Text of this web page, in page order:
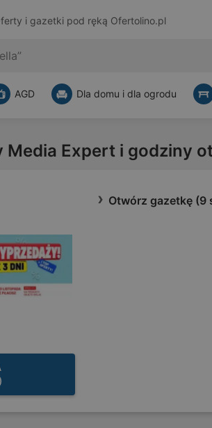
i gazetki pod ręką Ofertolino.pl
AGD Dla domu i dla ogrodu
Media Expert i godziny
Otwórz gazetkę (9